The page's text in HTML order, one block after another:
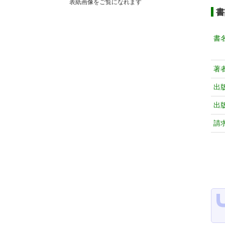
表紙画像をご覧になれます
書
著
出
出
請